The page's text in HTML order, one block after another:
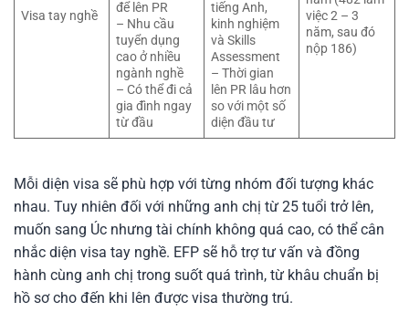
Visa tay nghề
để lên PR
– Nhu cầu
tuyển dụng
cao ở nhiều
ngành nghề
– Có thể đi cả
gia đình ngay
từ đầu
tiếng Anh,
kinh nghiệm
và Skills
Assessment
– Thời gian
lên PR lâu hơn
so với một số
diện đầu tư
việc 2 – 3
năm, sau đó
nộp 186)
Mỗi diện visa sẽ phù hợp với từng nhóm đối tượng khác
nhau. Tuy nhiên đối với những anh chị từ 25 tuổi trở lên,
muốn sang Úc nhưng tài chính không quá cao, có thể cân
nhắc diện visa tay nghề. EFP sẽ hỗ trợ tư vấn và đồng
hành cùng anh chị trong suốt quá trình, từ khâu chuẩn bị
hồ sơ cho đến khi lên được visa thường trú.